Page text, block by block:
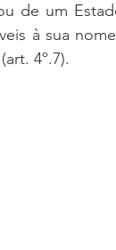
de um
à sua
4º.7).